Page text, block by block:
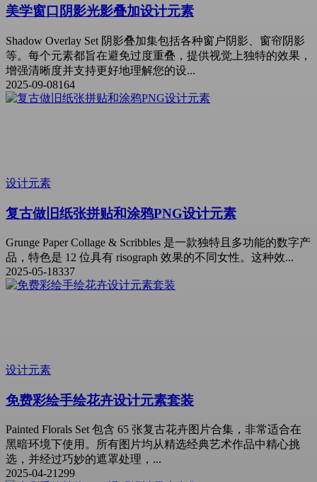
美学窗口阴影光影叠加设计元素
Shadow Overlay Set 阴影叠加集包括各种窗户阴影、窗帘阴影
等。每个元素都旨在避免过度重叠，提供视觉上独特的效果，
增强清晰度并支持更好地理解您的设...
2025-09-08164
设计元素
复古做旧纸张拼贴和涂鸦PNG设计元素
Grunge Paper Collage & Scribbles 是一款独特且多功能的数字产
品，特色是 12 位具有 risograph 效果的不同女性。这种效...
2025-05-18337
设计元素
免费彩绘手绘花卉设计元素套装
Painted Florals Set 包含 65 张复古花卉图片合集，非常适合在
黑暗环境下使用。所有图片均从精选经典艺术作品中精心挑
选，并经过巧妙的遮罩处理，...
2025-04-21299